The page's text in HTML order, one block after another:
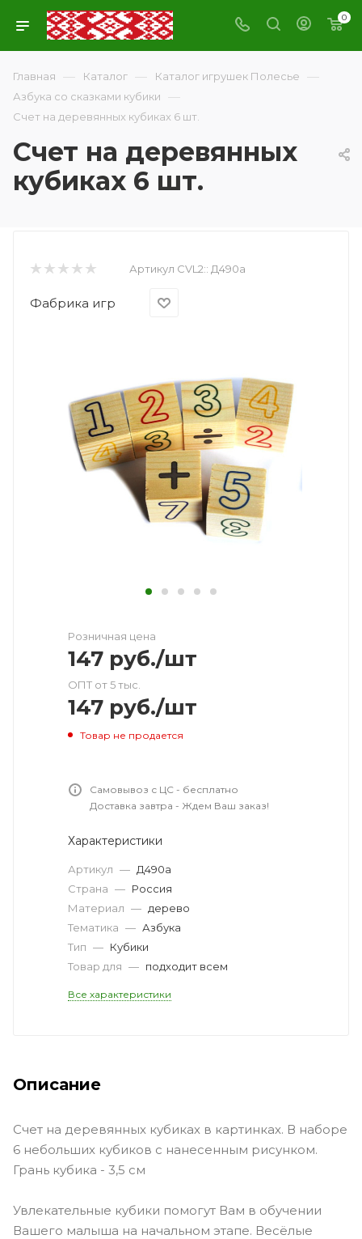
0
Главная — Каталог — Каталог игрушек Полесье —
Азбука со сказками кубики —
Счет на деревянных кубиках 6 шт.
Счет на деревянных
кубиках 6 шт.
Артикул CVL2:: Д490а
Фабрика игр
Розничная цена
147 руб./шт
ОПТ от 5 тыс.
147 руб./шт
Товар не продается
Самовывоз с ЦС - бесплатно
Доставка завтра - Ждем Ваш заказ!
Характеристики
Артикул — Д490а
Страна — Россия
Материал — дерево
Тематика — Азбука
Тип — Кубики
Товар для — подходит всем
Все характеристики
Описание
Счет на деревянных кубиках в картинках. В наборе
6 небольших кубиков с нанесенным рисунком.
Грань кубика - 3,5 см
Увлекательные кубики помогут Вам в обучении
Вашего малыша на начальном этапе. Весёлые